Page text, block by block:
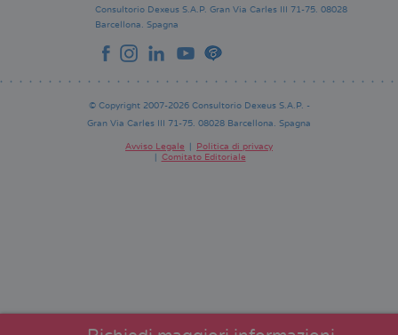
Consultorio Dexeus S.A.P. Gran Via Carles III 71-75. 08028
Barcellona. Spagna
© Copyright 2007-2026 Consultorio Dexeus S.A.P. -
Gran Via Carles III 71-75. 08028 Barcellona. Spagna
Avviso Legale
Politica di privacy
Comitato Editoriale